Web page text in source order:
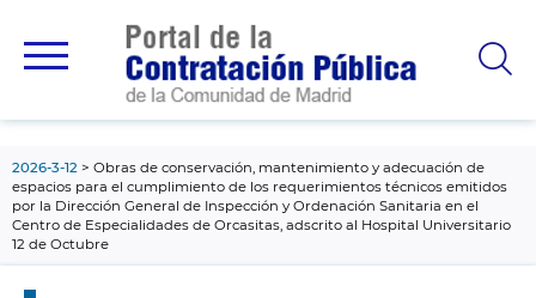
principal
2026-3-12
Obras de conservación, mantenimiento y adecuación de
espacios para el cumplimiento de los requerimientos técnicos emitidos
por la Dirección General de Inspección y Ordenación Sanitaria en el
Centro de Especialidades de Orcasitas, adscrito al Hospital Universitario
12 de Octubre